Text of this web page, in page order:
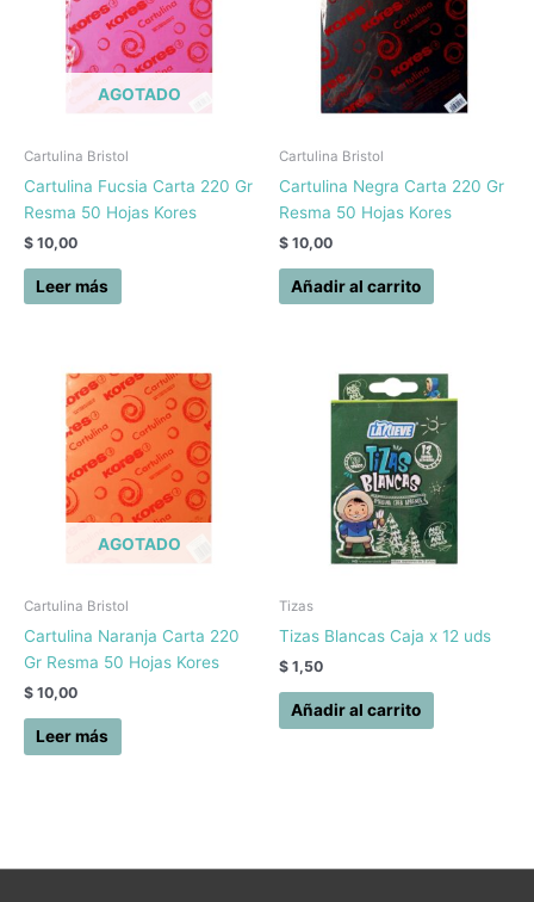
AGOTADO
Cartulina Bristol
Cartulina Fucsia Carta 220 Gr
Resma 50 Hojas Kores
$ 10,00
Leer más
Cartulina Bristol
Cartulina Negra Carta 220 Gr
Resma 50 Hojas Kores
$ 10,00
Añadir al carrito
AGOTADO
Cartulina Bristol
Cartulina Naranja Carta 220
Gr Resma 50 Hojas Kores
$ 10,00
Leer más
Tizas
Tizas Blancas Caja x 12 uds
$ 1,50
Añadir al carrito